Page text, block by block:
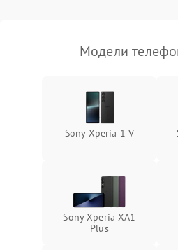
Модели
Sony Xperia 1 V
Sony Xperia XA1
Plus